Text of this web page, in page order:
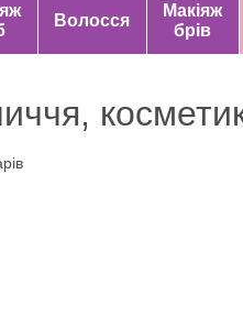
Волосся
Макіяж
брів